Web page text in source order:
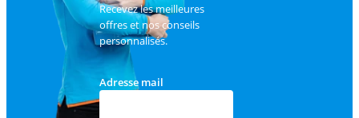
Recevez les meilleures
offres et nos conseils
personnalisés.
Adresse mail